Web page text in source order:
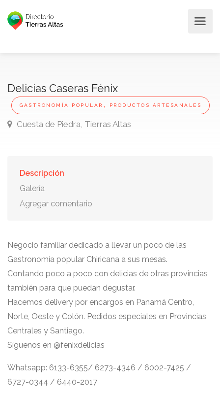
Delicias Caseras Fénix
GASTRONOMÍA POPULAR , PRODUCTOS ARTESANALES
Cuesta de Piedra, Tierras Altas
Descripción
Galería
Agregar comentario
Negocio familiar dedicado a llevar un poco de las
Gastronomía popular Chiricana a sus mesas.
Contando poco a poco con delicias de otras provincias
también para que puedan degustar.
Hacemos delivery por encargos en Panamá Centro,
Norte, Oeste y Colón. Pedidos especiales en Provincias
Centrales y Santiago.
Síguenos en @fenixdelicias
Whatsapp: 6133-6355/ 6273-4346 / 6002-7425 /
6727-0344 / 6440-2017